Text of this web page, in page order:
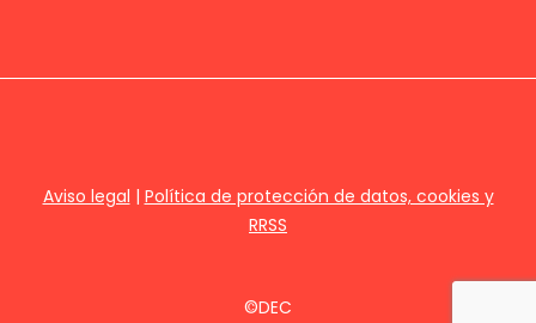
Aviso legal | Política de protección de datos, cookies y
RRSS
©DEC